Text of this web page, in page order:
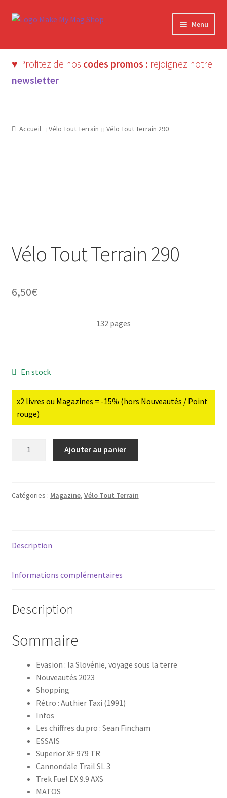
Aller
Aller
Menu
♥ Profitez de nos codes promos : rejoignez notre
newsletter
Accueil Vélo Tout Terrain Vélo Tout Terrain 290
Vélo Tout Terrain 290
6,50€
132 pages
En stock
x2 livres ou Magazines = -15% (hors Nouveautés / Point
rouge)
Terrain
Ajouter au panier
Catégories : Magazine, Vélo Tout Terrain
Description
Informations complémentaires
Description
Sommaire
Evasion : la Slovénie, voyage sous la terre
Nouveautés 2023
Shopping
Rétro : Authier Taxi (1991)
Infos
Les chiffres du pro : Sean Fincham
ESSAIS
Superior XF 979 TR
Cannondale Trail SL 3
Trek Fuel EX 9.9 AXS
MATOS